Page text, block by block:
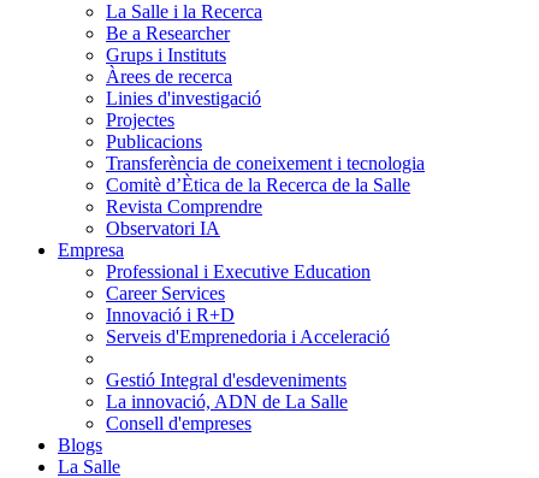
La Salle i la Recerca
Be a Researcher
Grups i Instituts
Àrees de recerca
Linies d'investigació
Projectes
Publicacions
Transferència de coneixement i tecnologia
Comitè d’Ètica de la Recerca de la Salle
Revista Comprendre
Observatori IA
Empresa
Professional i Executive Education
Career Services
Innovació i R+D
Serveis d'Emprenedoria i Acceleració
Gestió Integral d'esdeveniments
La innovació, ADN de La Salle
Consell d'empreses
Blogs
La Salle